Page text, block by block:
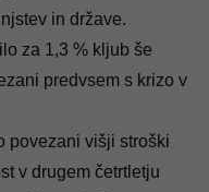
in države.
za 1,3 % kljub še
predvsem s krizo v
povezani višji stroški
v drugem četrtletju